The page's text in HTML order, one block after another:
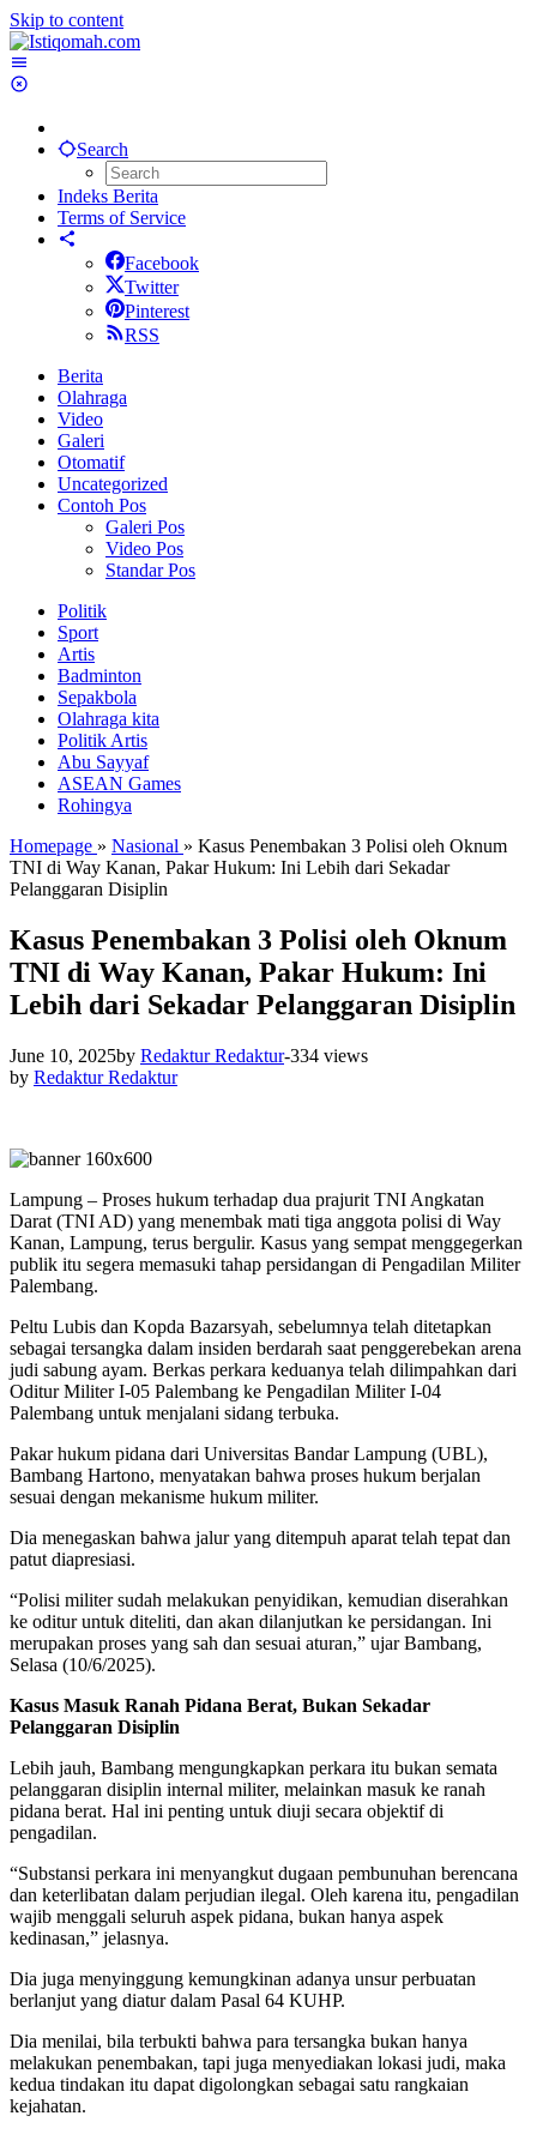
Skip to content
Search
Indeks Berita
Terms of Service
Facebook
Twitter
Pinterest
RSS
Berita
Olahraga
Video
Galeri
Otomatif
Uncategorized
Contoh Pos
Galeri Pos
Video Pos
Standar Pos
Politik
Sport
Artis
Badminton
Sepakbola
Olahraga kita
Politik Artis
Abu Sayyaf
ASEAN Games
Rohingya
Homepage » Nasional » Kasus Penembakan 3 Polisi oleh Oknum
TNI di Way Kanan, Pakar Hukum: Ini Lebih dari Sekadar
Pelanggaran Disiplin
Kasus Penembakan 3 Polisi oleh Oknum
TNI di Way Kanan, Pakar Hukum: Ini
Lebih dari Sekadar Pelanggaran Disiplin
June 10, 2025by Redaktur Redaktur-334 views
by Redaktur Redaktur
Lampung – Proses hukum terhadap dua prajurit TNI Angkatan
Darat (TNI AD) yang menembak mati tiga anggota polisi di Way
Kanan, Lampung, terus bergulir. Kasus yang sempat menggegerkan
publik itu segera memasuki tahap persidangan di Pengadilan Militer
Palembang.
Peltu Lubis dan Kopda Bazarsyah, sebelumnya telah ditetapkan
sebagai tersangka dalam insiden berdarah saat penggerebekan arena
judi sabung ayam. Berkas perkara keduanya telah dilimpahkan dari
Oditur Militer I-05 Palembang ke Pengadilan Militer I-04
Palembang untuk menjalani sidang terbuka.
Pakar hukum pidana dari Universitas Bandar Lampung (UBL),
Bambang Hartono, menyatakan bahwa proses hukum berjalan
sesuai dengan mekanisme hukum militer.
Dia menegaskan bahwa jalur yang ditempuh aparat telah tepat dan
patut diapresiasi.
“Polisi militer sudah melakukan penyidikan, kemudian diserahkan
ke oditur untuk diteliti, dan akan dilanjutkan ke persidangan. Ini
merupakan proses yang sah dan sesuai aturan,” ujar Bambang,
Selasa (10/6/2025).
Kasus Masuk Ranah Pidana Berat, Bukan Sekadar
Pelanggaran Disiplin
Lebih jauh, Bambang mengungkapkan perkara itu bukan semata
pelanggaran disiplin internal militer, melainkan masuk ke ranah
pidana berat. Hal ini penting untuk diuji secara objektif di
pengadilan.
“Substansi perkara ini menyangkut dugaan pembunuhan berencana
dan keterlibatan dalam perjudian ilegal. Oleh karena itu, pengadilan
wajib menggali seluruh aspek pidana, bukan hanya aspek
kedinasan,” jelasnya.
Dia juga menyinggung kemungkinan adanya unsur perbuatan
berlanjut yang diatur dalam Pasal 64 KUHP.
Dia menilai, bila terbukti bahwa para tersangka bukan hanya
melakukan penembakan, tapi juga menyediakan lokasi judi, maka
kedua tindakan itu dapat digolongkan sebagai satu rangkaian
kejahatan.